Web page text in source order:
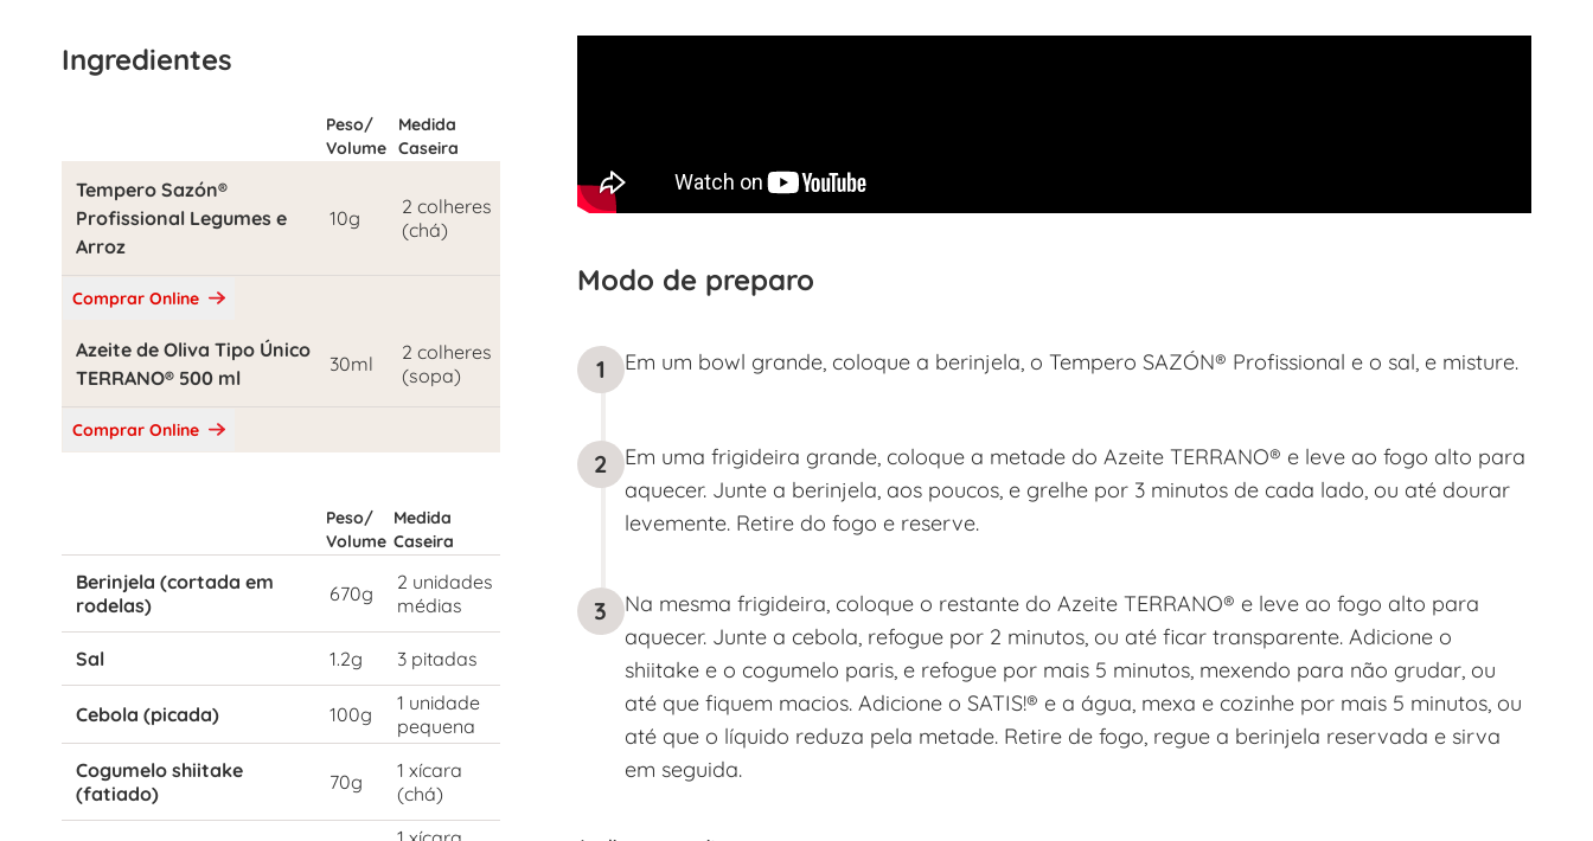
Ingredientes
Peso/
Volume
Medida
Caseira
Tempero Sazón®
Profissional Legumes e
Arroz
10g
2 colheres
(chá)
Comprar Online
Azeite de Oliva Tipo Único
TERRANO® 500 ml
30ml
2 colheres
(sopa)
Comprar Online
Peso/
Volume
Medida
Caseira
Berinjela (cortada em
rodelas)
670g
2 unidades
médias
Sal 1.2g 3 pitadas
Cebola (picada) 100g
1 unidade
pequena
Cogumelo shiitake
(fatiado)
70g
1 xícara
(chá)
Modo de preparo
1 Em um bowl grande, coloque a berinjela, o Tempero SAZÓN® Profissional e o sal, e misture.
2
Em uma frigideira grande, coloque a metade do Azeite TERRANO® e leve ao fogo alto para
aquecer. Junte a berinjela, aos poucos, e grelhe por 3 minutos de cada lado, ou até dourar
levemente. Retire do fogo e reserve.
3
Na mesma frigideira, coloque o restante do Azeite TERRANO® e leve ao fogo alto para
aquecer. Junte a cebola, refogue por 2 minutos, ou até ficar transparente. Adicione o
shiitake e o cogumelo paris, e refogue por mais 5 minutos, mexendo para não grudar, ou
até que fiquem macios. Adicione o SATIS!® e a água, mexa e cozinhe por mais 5 minutos, ou
até que o líquido reduza pela metade. Retire de fogo, regue a berinjela reservada e sirva
em seguida.